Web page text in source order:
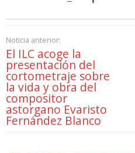
Noticia anterior:
El ILC acoge la
presentación del
cortometraje sobre
la vida y obra del
compositor
astorgano Evaristo
Fernández Blanco